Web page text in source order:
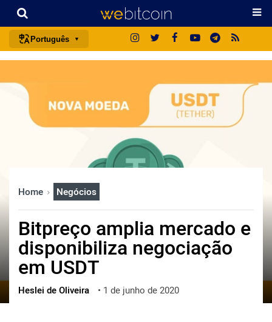
Português
español
中文
한국어
العربية
ไทย
ქართული
Home Negócios
Bitpreço amplia mercado e
disponibiliza negociação
em USDT
Heslei de Oliveira • 1 de junho de 2020